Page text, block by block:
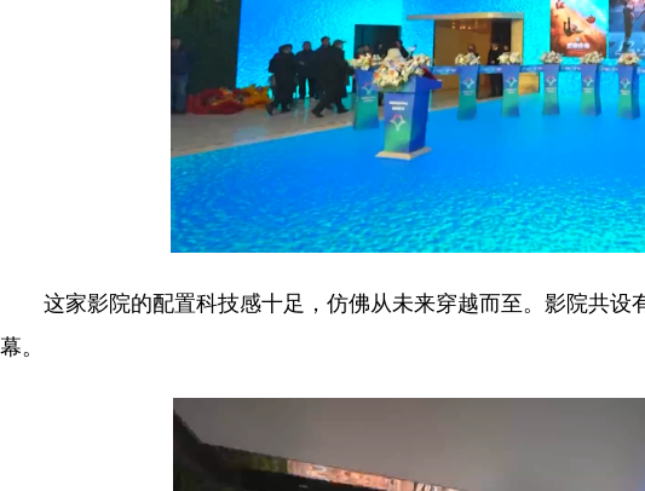
这家影院的配置科技感十足，仿佛从未来穿越而至。影院共设
幕。